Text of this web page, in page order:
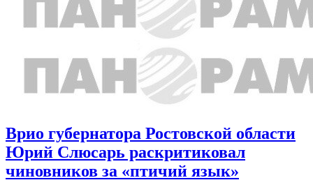
Врио губернатора Ростовской области
Юрий Слюсарь раскритиковал
чиновников за «птичий язык»